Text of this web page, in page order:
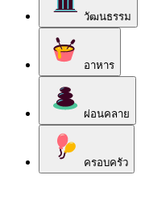
วัฒนธรรม
อาหาร
ผ่อนคลาย
ครอบครัว